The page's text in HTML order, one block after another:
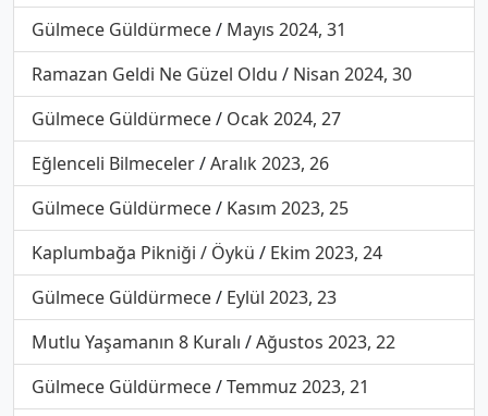
Gülmece Güldürmece/ Mayıs 2024, 31
Ramazan Geldi Ne Güzel Oldu / Nisan 2024, 30
Gülmece Güldürmece/ Ocak 2024, 27
Eğlenceli Bilmeceler/Aralık 2023, 26
Gülmece Güldürmece/ Kasım 2023, 25
Kaplumbağa Pikniği / Öykü / Ekim 2023, 24
Gülmece Güldürmece/ Eylül 2023, 23
Mutlu Yaşamanın 8 Kuralı /Ağustos 2023, 22
Gülmece Güldürmece/Temmuz 2023, 21